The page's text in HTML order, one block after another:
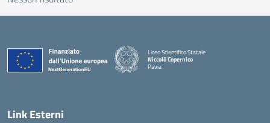
Liceo Scientifico Statale
Niccolò Copernico
Pavia
Link Esterni